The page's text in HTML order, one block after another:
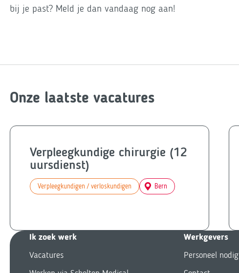
bij je past? Meld je dan vandaag nog aan!
Onze laatste vacatures
Verpleegkundige chirurgie (12
uursdienst)
Verpleegkundigen / verloskundigen Bern
Ik zoek werk
Vacatures
Werkgevers
Personeel nodig